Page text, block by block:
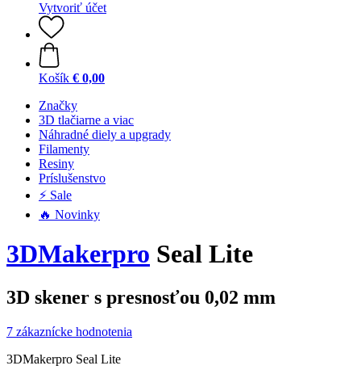
Vytvoriť účet
Košík € 0,00
Značky
3D tlačiarne a viac
Náhradné diely a upgrady
Filamenty
Resiny
Príslušenstvo
⚡ Sale
🔥 Novinky
3DMakerpro Seal Lite
3D skener s presnosťou 0,02 mm
7 zákaznícke hodnotenia
3DMakerpro Seal Lite